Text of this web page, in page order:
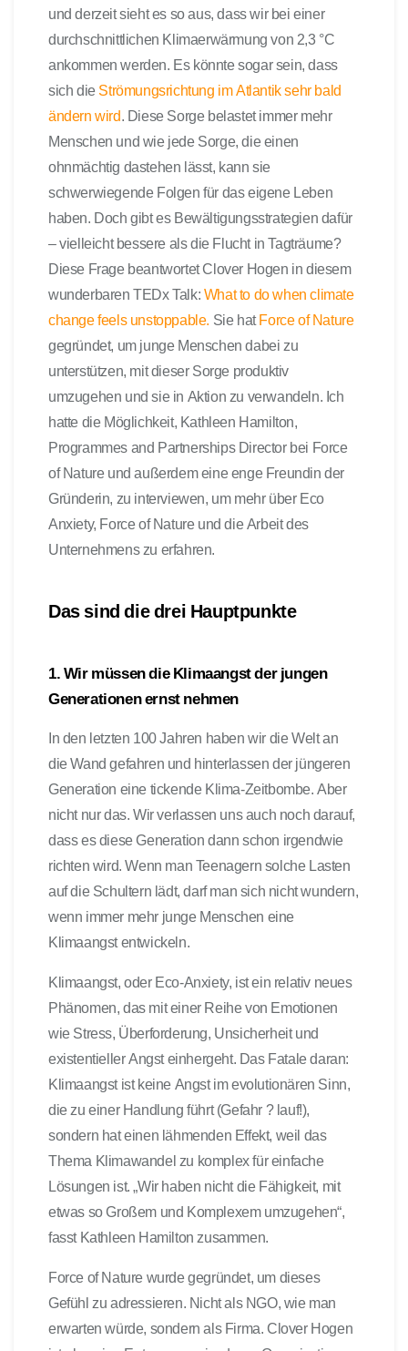
und derzeit sieht es so aus, dass wir bei einer
durchschnittlichen Klimaerwärmung von 2,3 °C
ankommen werden. Es könnte sogar sein, dass
sich dieStrömungsrichtung im Atlantik sehr bald
ändern wird. Diese Sorge belastet immer mehr
Menschen und wie jede Sorge, die einen
ohnmächtig dastehen lässt, kann sie
schwerwiegende Folgen für das eigene Leben
haben. Doch gibt es Bewältigungsstrategien dafür
– vielleicht bessere als die Flucht in Tagträume?
Diese Frage beantwortet Clover Hogen in diesem
wunderbaren TEDx Talk:What to do when climate
change feels unstoppable. Sie hatForce of Nature
gegründet, um junge Menschen dabei zu
unterstützen, mit dieser Sorge produktiv
umzugehen und sie in Aktion zu verwandeln. Ich
hatte die Möglichkeit, Kathleen Hamilton,
Programmes and Partnerships Director bei Force
of Nature und außerdem eine enge Freundin der
Gründerin, zu interviewen, um mehr über Eco
Anxiety, Force of Nature und die Arbeit des
Unternehmens zu erfahren.
Das sind die drei Hauptpunkte
1. Wir müssen die Klimaangst der jungen
Generationen ernst nehmen
In den letzten 100 Jahren haben wir die Welt an
die Wand gefahren und hinterlassen der jüngeren
Generation eine tickende Klima-Zeitbombe. Aber
nicht nur das. Wir verlassen uns auch noch darauf,
dass es diese Generation dann schon irgendwie
richten wird. Wenn man Teenagern solche Lasten
auf die Schultern lädt, darf man sich nicht wundern,
wenn immer mehr junge Menschen eine
Klimaangst entwickeln.
Klimaangst, oder Eco-Anxiety, ist ein relativ neues
Phänomen, das mit einer Reihe von Emotionen
wie Stress, Überforderung, Unsicherheit und
existentieller Angst einhergeht. Das Fatale daran:
Klimaangst ist keine Angst im evolutionären Sinn,
die zu einer Handlung führt (Gefahr ? lauf!),
sondern hat einen lähmenden Effekt, weil das
Thema Klimawandel zu komplex für einfache
Lösungen ist. „Wir haben nicht die Fähigkeit, mit
etwas so Großem und Komplexem umzugehen“,
fasst Kathleen Hamilton zusammen.
Force of Nature wurde gegründet, um dieses
Gefühl zu adressieren. Nicht als NGO, wie man
erwarten würde, sondern als Firma. Clover Hogen